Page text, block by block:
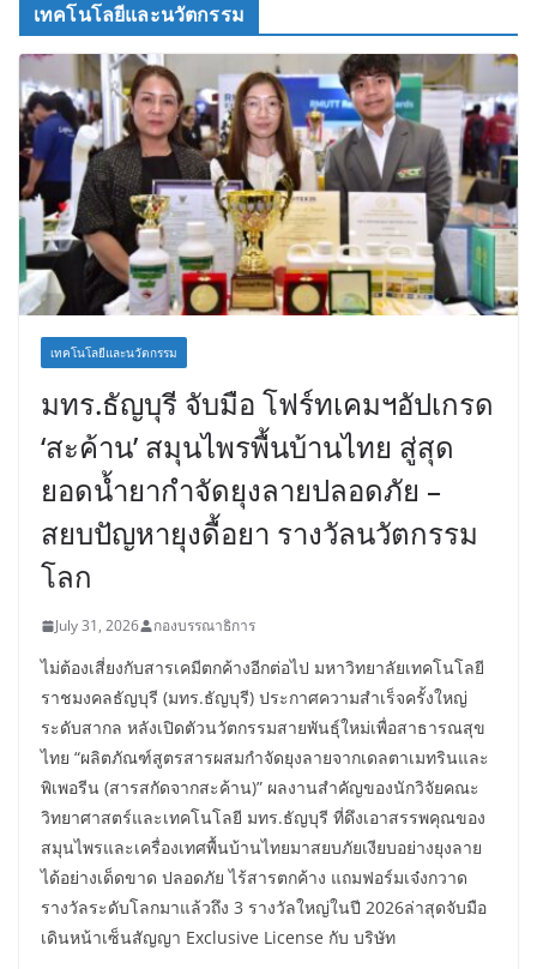
เทคโนโลยีและนวัตกรรม
เทคโนโลยีและนวัตกรรม
มทร.ธัญบุรี จับมือ โฟร์ทเคมฯอัปเกรด
‘สะค้าน’ สมุนไพรพื้นบ้านไทย สู่สุด
ยอดน้ำยากำจัดยุงลายปลอดภัย –
สยบปัญหายุงดื้อยา รางวัลนวัตกรรม
โลก
July 31, 2026 กองบรรณาธิการ
ไม่ต้องเสี่ยงกับสารเคมีตกค้างอีกต่อไป มหาวิทยาลัยเทคโนโลยี
ราชมงคลธัญบุรี (มทร.ธัญบุรี) ประกาศความสำเร็จครั้งใหญ่
ระดับสากล หลังเปิดตัวนวัตกรรมสายพันธุ์ใหม่เพื่อสาธารณสุข
ไทย “ผลิตภัณฑ์สูตรสารผสมกำจัดยุงลายจากเดลตาเมทรินและ
พิเพอรีน (สารสกัดจากสะค้าน)” ผลงานสำคัญของนักวิจัยคณะ
วิทยาศาสตร์และเทคโนโลยี มทร.ธัญบุรี ที่ดึงเอาสรรพคุณของ
สมุนไพรและเครื่องเทศพื้นบ้านไทยมาสยบภัยเงียบอย่างยุงลาย
ได้อย่างเด็ดขาด ปลอดภัย ไร้สารตกค้าง แถมฟอร์มเจ๋งกวาด
รางวัลระดับโลกมาแล้วถึง 3 รางวัลใหญ่ในปี 2026ล่าสุดจับมือ
เดินหน้าเซ็นสัญญา Exclusive License กับ บริษัท